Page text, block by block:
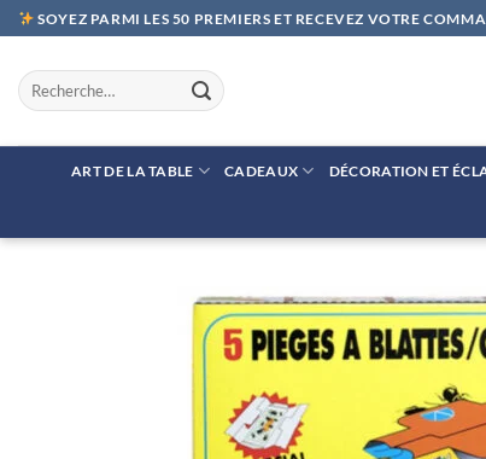
Passer
au
contenu
SOYEZ PARMI LES 50 PREMIERS ET RECEVEZ VOTRE
Recherche
pour :
ART DE LA TABLE CADEAUX DÉCORATION ET